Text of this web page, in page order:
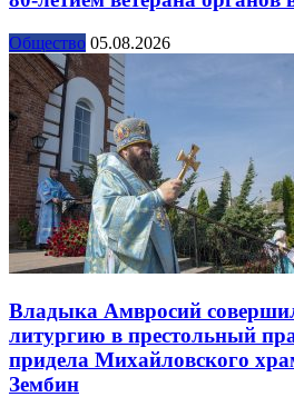
Общество 05.08.2026
Владыка Амвросий
литургию в престольный
придела Михайловского
Зембин